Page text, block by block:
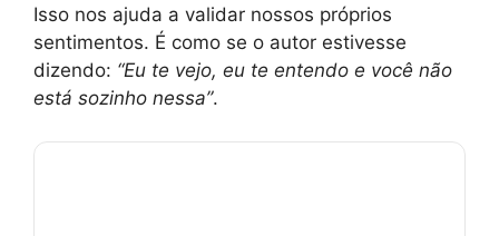
Isso nos ajuda a validar nossos próprios
sentimentos. É como se o autor estivesse
dizendo: “Eu te vejo, eu te entendo e você não
está sozinho nessa”.